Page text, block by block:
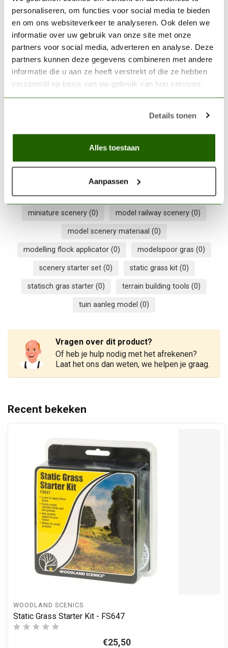
personaliseren, om functies voor social media te bieden
en om ons websiteverkeer te analyseren. Ook delen we
informatie over uw gebruik van onze site met onze
partners voor social media, adverteren en analyse. Deze
partners kunnen deze gegevens combineren met andere
informatie die u aan ze heeft verstrekt of die ze hebben
verzameld op basis van uw gebruik van hun services.
Details tonen
Alles toestaan
Aanpassen
Niet op voorraad
THE ARMY PAINTER
The Army Painter Matt
White - Colour Primer -
CP3002
Op voorraad
€11,69
gras strooier kit
hobby scenery grass(0) landschap bouwpakket(0)
miniature scenery (0) model railway scenery (0)
model scenery materiaal (0)
modelling flock applicator (0) modelspoor gras (0)
scenery starter set (0) static grass kit (0)
statisch gras starter (0) terrain building tools (0)
tuin aanleg model (0)
Vragen over dit product?
Of heb je hulp nodig met het afrekenen?
Laat het ons dan weten, we helpen je graag.
Recent bekeken
WOODLAND SCENICS
Static Grass Starter Kit - FS647
€25,50